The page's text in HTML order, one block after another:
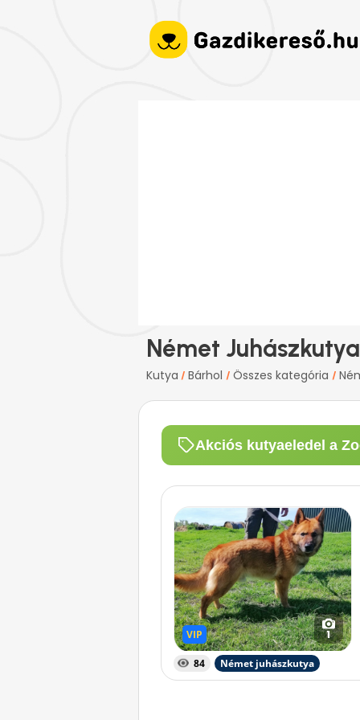
Német
Kutya / Bárhol / Összes kategória /
Akciós kutyaeledel a
VIP
VIP 1
84 Német juhászkutya